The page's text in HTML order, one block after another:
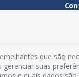
que são
suas